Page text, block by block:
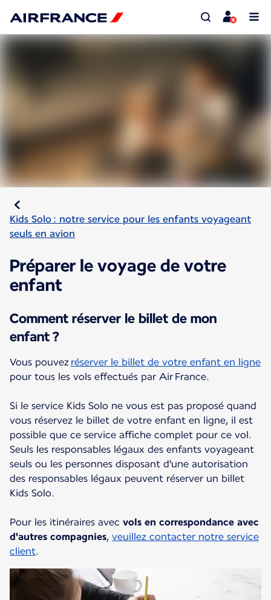
Kids Solo : notre service pour les enfants voyageant
seuls en avion
Préparer le voyage de votre
enfant
Comment réserver le billet de mon
enfant ?
Vous pouvez réserver le billet de votre enfant en ligne
pour tous les vols effectués par Air France.
Si le service Kids Solo ne vous est pas proposé quand
vous réservez le billet de votre enfant en ligne, il est
possible que ce service affiche complet pour ce vol.
Seuls les responsables légaux des enfants voyageant
seuls ou les personnes disposant d'une autorisation
des responsables légaux peuvent réserver un billet
Kids Solo.
Pour les itinéraires avec vols en correspondance avec
d'autres compagnies, veuillez contacter notre service
client.